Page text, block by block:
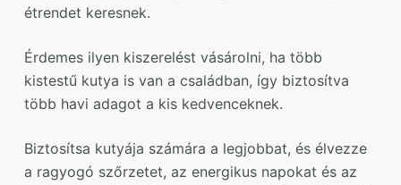
étrendet keresnek.
Érdemes ilyen kiszerelést vásárolni, ha több
kistestű kutya is van a családban, így biztosítva
több havi adagot a kis kedvenceknek.
Biztosítsa kutyája számára a legjobbat, és élvezze
a ragyogó szőrzetet, az energikus napokat és az